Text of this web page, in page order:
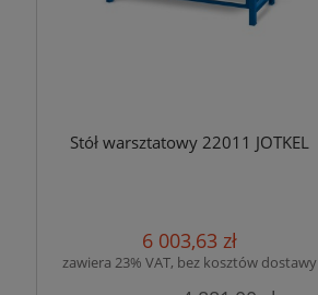
Stół warsztatowy 22011 JOTKEL
6 003,63 zł
zawiera 23% VAT, bez kosztów dostawy